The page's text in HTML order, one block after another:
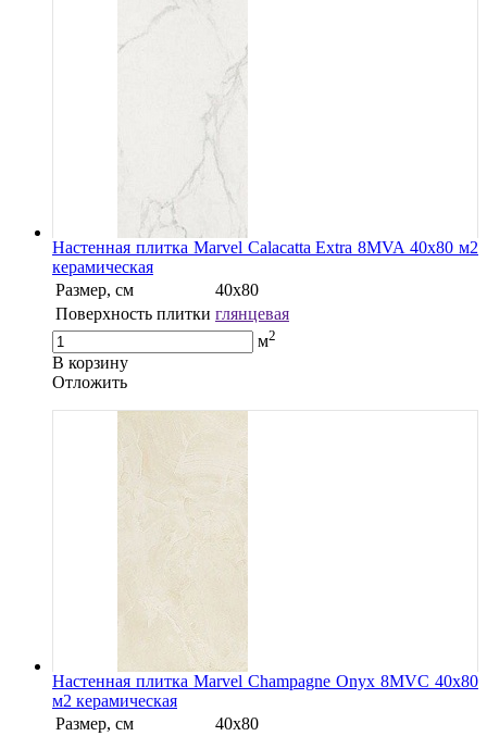
Настенная плитка Marvel Calacatta Extra 8MVA 40x80 м2
керамическая
Размер, см
40х80
Поверхность плитки глянцевая
м2
В корзину
Oтложить
Настенная плитка Marvel Champagne Onyx 8MVC 40x80
м2 керамическая
Размер, см
40х80